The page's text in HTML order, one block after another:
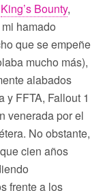
King’s Bounty,
hamado
que se empeñe
mucho más),
alabados
y FFTA, Fallout 1
venerada por el
No obstante,
cien años
frente a los